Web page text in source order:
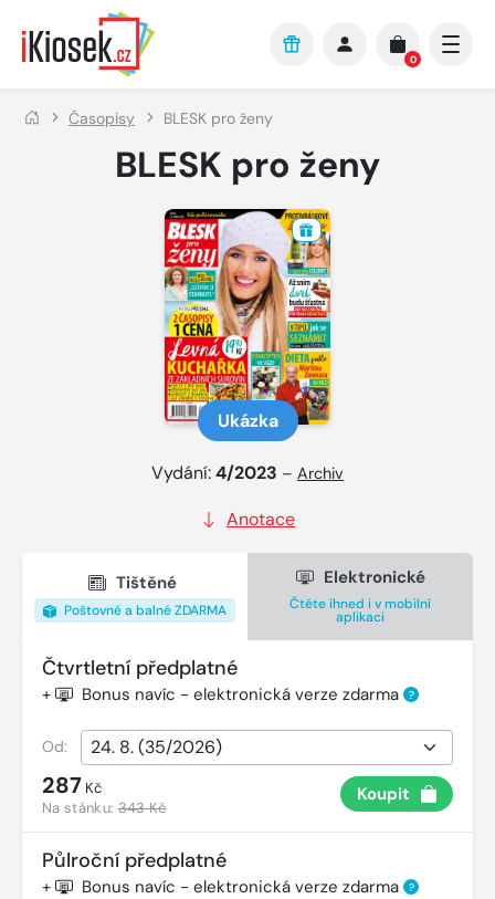
Přejít na hlavní obsah
0
Časopisy BLESK pro ženy
BLESK pro ženy
Ukázka
Vydání:4/2023 – Archiv
Anotace
Tištěné
Poštovné a balné ZDARMA
Elektronické
Čtěte ihned i v mobilní
aplikaci
Čtvrtletní předplatné
+ Bonus navíc - elektronická verze zdarma ?
Od:
287 Kč
Na stánku:343 Kč
Koupit
Půlroční předplatné
+ Bonus navíc - elektronická verze zdarma ?